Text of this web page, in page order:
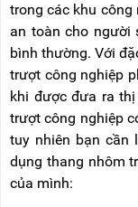
XE
NÂNG
VIDEO
TIN
BÁO
CHÍ
GẤP
(THANG
LỒNG)
THANG
ĐIỆN
THANG
NHÔM
CHỮ
trong các khu công
an toàn cho người
bình thường. Với
trượt công nghiệp
khi được đưa ra
trượt công nghiệp
tuy nhiên bạn cần
dụng thang nhôm
của mình: